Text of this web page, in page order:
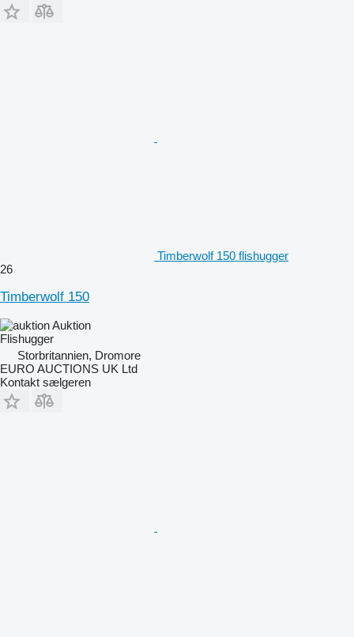
Timberwolf 150 flishugger
26
Timberwolf 150
Auktion
Flishugger
Storbritannien, Dromore
EURO AUCTIONS UK Ltd
Kontakt sælgeren